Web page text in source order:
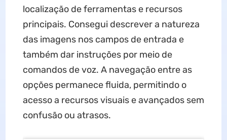
localização de ferramentas e recursos
principais. Consegui descrever a natureza
das imagens nos campos de entrada e
também dar instruções por meio de
comandos de voz. A navegação entre as
opções permanece fluida, permitindo o
acesso a recursos visuais e avançados sem
confusão ou atrasos.